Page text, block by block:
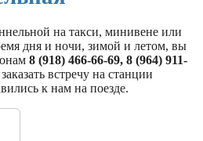
на такси, минивене или
дня и ночи, зимой и летом, вы
8 (918) 466-66-69, 8 (964) 911-
встречу на станции
к нам на поезде.